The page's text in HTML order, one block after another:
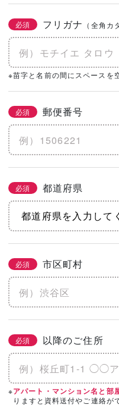
必須 フリガナ （全角カ
※苗字と名前の間にスペースを
必須 郵便番号
必須 都道府県
必須 市区町村
必須 以降のご住所
※アパート・マンション名と部
りますと資料送付やご連絡が